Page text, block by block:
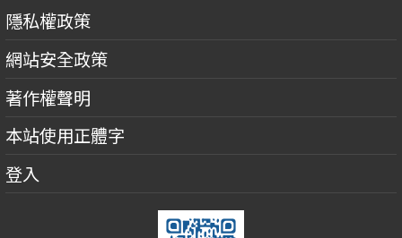
隱私權政策
網站安全政策
著作權聲明
本站使用正體字
登入